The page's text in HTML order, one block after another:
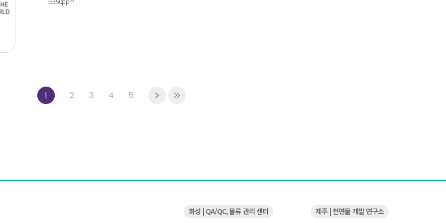
1 2 3 4 5
화성 | QA/QC, 물류 관리 센터 제주 | 천연물 개발 연구소